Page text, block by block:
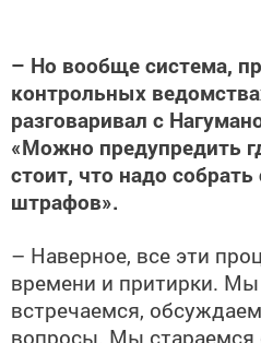
– Но вообще система,
контрольных
разговаривал с
«Можно предупредить
стоит, что надо собрать
штрафов».
– Наверное, все эти
времени и притирки.
встречаемся,
вопросы. Мы стараемся